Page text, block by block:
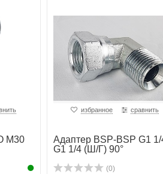
M30
избранное сравнить
Адаптер BSP-BSP G1 1/
G1 1/4 (Ш/Г) 90°
(0)